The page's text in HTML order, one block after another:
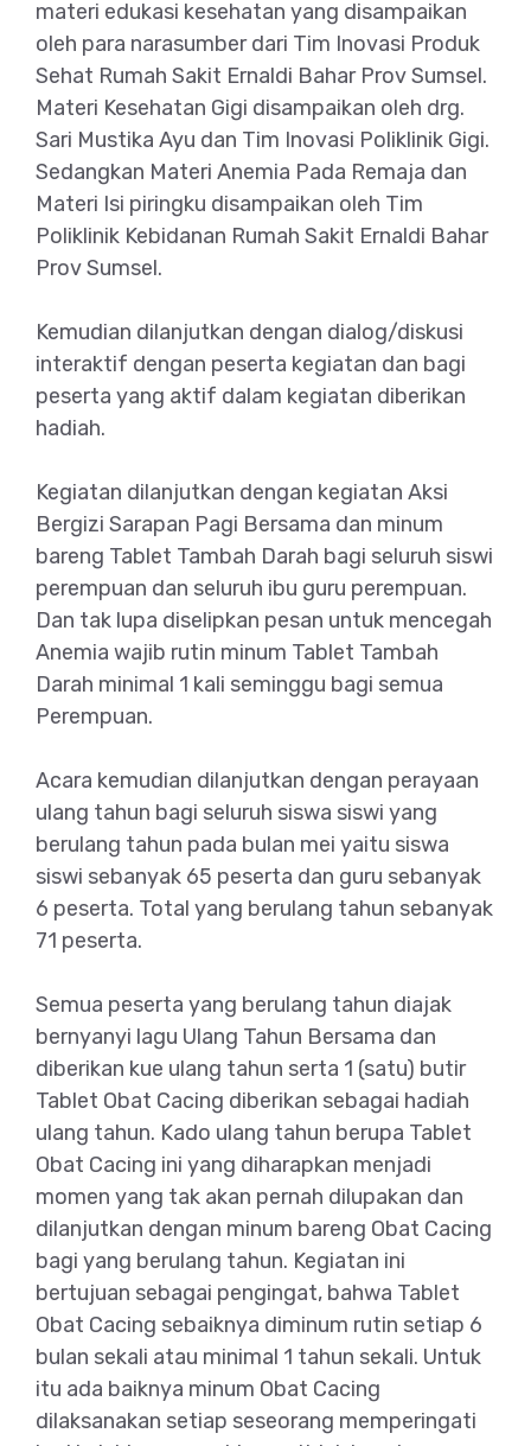
materi edukasi kesehatan yang disampaikan
oleh para narasumber dari Tim Inovasi Produk
Sehat Rumah Sakit Ernaldi Bahar Prov Sumsel.
Materi Kesehatan Gigi disampaikan oleh drg.
Sari Mustika Ayu dan Tim Inovasi Poliklinik Gigi.
Sedangkan Materi Anemia Pada Remaja dan
Materi Isi piringku disampaikan oleh Tim
Poliklinik Kebidanan Rumah Sakit Ernaldi Bahar
Prov Sumsel.
Kemudian dilanjutkan dengan dialog/diskusi
interaktif dengan peserta kegiatan dan bagi
peserta yang aktif dalam kegiatan diberikan
hadiah.
Kegiatan dilanjutkan dengan kegiatan Aksi
Bergizi Sarapan Pagi Bersama dan minum
bareng Tablet Tambah Darah bagi seluruh siswi
perempuan dan seluruh ibu guru perempuan.
Dan tak lupa diselipkan pesan untuk mencegah
Anemia wajib rutin minum Tablet Tambah
Darah minimal 1 kali seminggu bagi semua
Perempuan.
Acara kemudian dilanjutkan dengan perayaan
ulang tahun bagi seluruh siswa siswi yang
berulang tahun pada bulan mei yaitu siswa
siswi sebanyak 65 peserta dan guru sebanyak
6 peserta. Total yang berulang tahun sebanyak
71 peserta.
Semua peserta yang berulang tahun diajak
bernyanyi lagu Ulang Tahun Bersama dan
diberikan kue ulang tahun serta 1 (satu) butir
Tablet Obat Cacing diberikan sebagai hadiah
ulang tahun. Kado ulang tahun berupa Tablet
Obat Cacing ini yang diharapkan menjadi
momen yang tak akan pernah dilupakan dan
dilanjutkan dengan minum bareng Obat Cacing
bagi yang berulang tahun. Kegiatan ini
bertujuan sebagai pengingat, bahwa Tablet
Obat Cacing sebaiknya diminum rutin setiap 6
bulan sekali atau minimal 1 tahun sekali. Untuk
itu ada baiknya minum Obat Cacing
dilaksanakan setiap seseorang memperingati